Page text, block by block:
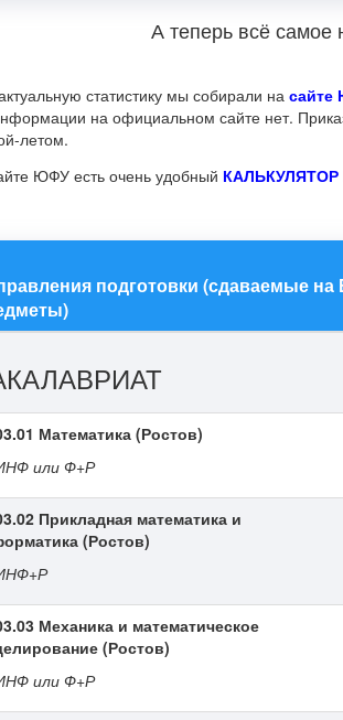
А теперь всё самое
статистику мы собирали на
на официальном сайте нет.
летом.
ЮФУ есть очень удобный КАЛЬКУЛЯТОР
подготовки (сдаваемые на
Математика (Ростов)
или Ф+Р
Прикладная математика и
(Ростов)
Механика и математическое
(Ростов)
или Ф+Р